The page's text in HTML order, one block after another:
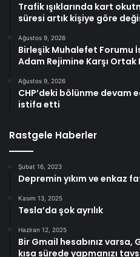
Trafik ışıklarında kart
süresi artık kişiye göre
Ağustos 9, 2026
Birleşik Muhalefet Forumu
Adam Rejimine Karşı Ortak
Ağustos 9, 2026
CHP’deki bölünme devam
istifa etti
Rastgele Haberler
Şubat 16, 2023
Depremin yıkım ve enkaz
Kasım 13, 2025
Tesla’da şok ayrılık
Haziran 12, 2025
Bir Gmail hesabınız
kısa sürede yapmanızı